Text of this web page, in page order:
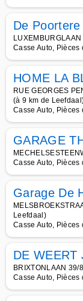
De
Casse Auto,
HOME LA
RUE GEORGES
(à 9 km de
Casse Auto,
GARAGE
Casse Auto,
Garage De
Leefdaal)
Casse Auto,
DE WEERT
BRIXTONLAAN
Casse Auto,